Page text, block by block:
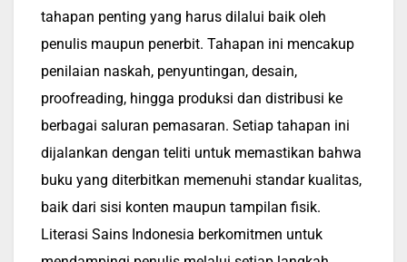
tahapan penting yang harus dilalui baik oleh
penulis maupun penerbit. Tahapan ini mencakup
penilaian naskah, penyuntingan, desain,
proofreading, hingga produksi dan distribusi ke
berbagai saluran pemasaran. Setiap tahapan ini
dijalankan dengan teliti untuk memastikan bahwa
buku yang diterbitkan memenuhi standar kualitas,
baik dari sisi konten maupun tampilan fisik.
Literasi Sains Indonesia berkomitmen untuk